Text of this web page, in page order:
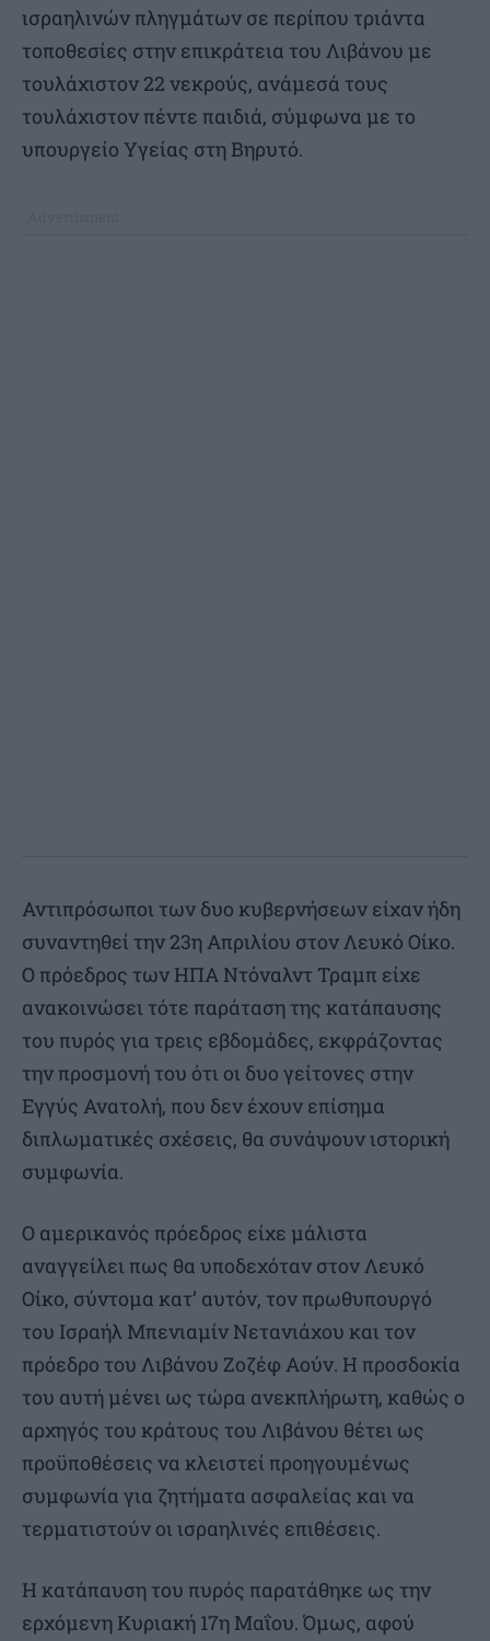
ισραηλινών πληγμάτων σε περίπου τριάντα
τοποθεσίες στην επικράτεια του Λιβάνου με
τουλάχιστον 22 νεκρούς, ανάμεσά τους
τουλάχιστον πέντε παιδιά, σύμφωνα με το
υπουργείο Υγείας στη Βηρυτό.
Αντιπρόσωποι των δυο κυβερνήσεων είχαν ήδη
συναντηθεί την 23η Απριλίου στον Λευκό Οίκο.
Ο πρόεδρος των ΗΠΑ Ντόναλντ Τραμπ είχε
ανακοινώσει τότε παράταση της κατάπαυσης
του πυρός για τρεις εβδομάδες, εκφράζοντας
την προσμονή του ότι οι δυο γείτονες στην
Εγγύς Ανατολή, που δεν έχουν επίσημα
διπλωματικές σχέσεις, θα συνάψουν ιστορική
συμφωνία.
Ο αμερικανός πρόεδρος είχε μάλιστα
αναγγείλει πως θα υποδεχόταν στον Λευκό
Οίκο, σύντομα κατ’ αυτόν, τον πρωθυπουργό
του Ισραήλ Μπενιαμίν Νετανιάχου και τον
πρόεδρο του Λιβάνου Ζοζέφ Αούν. Η προσδοκία
του αυτή μένει ως τώρα ανεκπλήρωτη, καθώς ο
αρχηγός του κράτους του Λιβάνου θέτει ως
προϋποθέσεις να κλειστεί προηγουμένως
συμφωνία για ζητήματα ασφαλείας και να
τερματιστούν οι ισραηλινές επιθέσεις.
Η κατάπαυση του πυρός παρατάθηκε ως την
ερχόμενη Κυριακή 17η Μαΐου. Όμως, αφού